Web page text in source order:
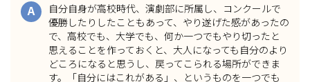
A
自分自身が高校時代、演劇部に所属し、コンクールで
優勝したりしたこともあって、やり遂げた感があったの
で、高校でも、大学でも、 何か一つでもやり切ったと
思えることを作っておく と、大人になっても自分のより
どころになると思うし、戻ってこられる場所ができま
す。「自分にはこれがある」、というものを一つでも